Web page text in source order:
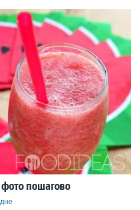
станет настоящей
фото пошагово